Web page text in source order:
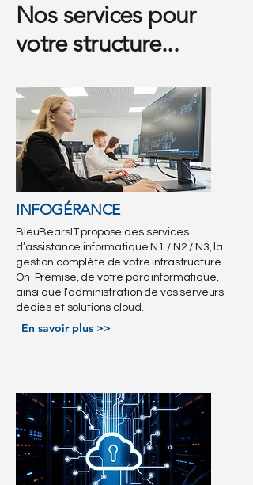
Nos services pour
votre structure...
INFOGÉRANCE
BleuBearsIT propose des services
d’assistance informatique N1 / N2 / N3, la
gestion complète de votre infrastructure
On-Premise, de votre parc informatique,
ainsi que l’administration de vos serveurs
dédiés et solutions cloud.
En savoir plus >>